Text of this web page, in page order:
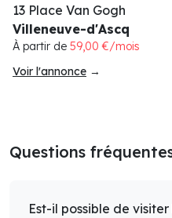
13 Place Van Gogh
Villeneuve-d'Ascq
À partir de 59,00 €/mois
Voir l'annonce →
Questions
Est-il possible de